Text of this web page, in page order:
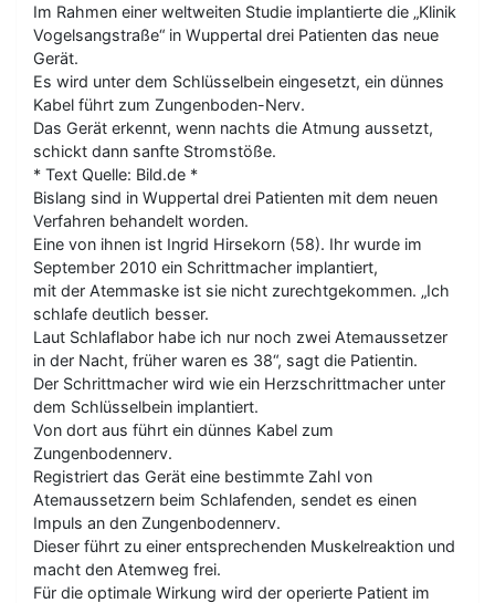
Im Rahmen einer weltweiten Studie implantierte die „Klinik
Vogelsangstraße“ in Wuppertal drei Patienten das neue
Gerät.
Es wird unter dem Schlüsselbein eingesetzt, ein dünnes
Kabel führt zum Zungenboden-Nerv.
Das Gerät erkennt, wenn nachts die Atmung aussetzt,
schickt dann sanfte Stromstöße.
* Text Quelle: Bild.de *
Bislang sind in Wuppertal drei Patienten mit dem neuen
Verfahren behandelt worden.
Eine von ihnen ist Ingrid Hirsekorn (58). Ihr wurde im
September 2010 ein Schrittmacher implantiert,
mit der Atemmaske ist sie nicht zurechtgekommen. „Ich
schlafe deutlich besser.
Laut Schlaflabor habe ich nur noch zwei Atemaussetzer
in der Nacht, früher waren es 38“, sagt die Patientin.
Der Schrittmacher wird wie ein Herzschrittmacher unter
dem Schlüsselbein implantiert.
Von dort aus führt ein dünnes Kabel zum
Zungenbodennerv.
Registriert das Gerät eine bestimmte Zahl von
Atemaussetzern beim Schlafenden, sendet es einen
Impuls an den Zungenbodennerv.
Dieser führt zu einer entsprechenden Muskelreaktion und
macht den Atemweg frei.
Für die optimale Wirkung wird der operierte Patient im